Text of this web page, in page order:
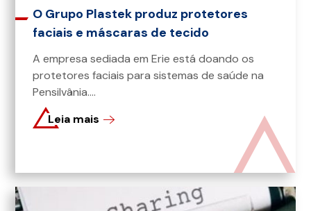
O Grupo Plastek produz protetores
faciais e máscaras de tecido
A empresa sediada em Erie está doando os
protetores faciais para sistemas de saúde na
Pensilvânia....
Leia mais